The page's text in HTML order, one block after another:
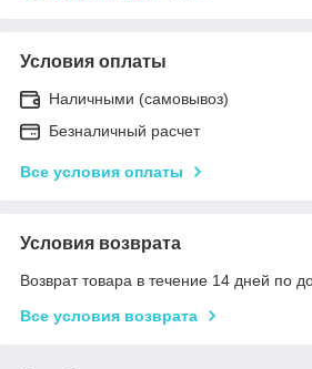
Условия оплаты
Наличными (самовывоз)
Безналичный расчет
Все условия оплаты
Условия возврата
Возврат товара в течение 14 дней по
Все условия возврата